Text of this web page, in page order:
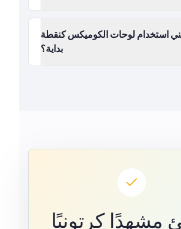
استخدام لوحات الكوميكس كنقطة
بداية؟
مشهدًا كرتونيًا